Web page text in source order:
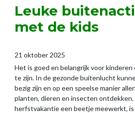
Leuke
met de kids
21 oktober 2025
Het is goed en belangrijk voor
te zijn. In de gezonde buitenlucht
bezig zijn en op een speelse manier
planten, dieren en insecten
herfstvakantie een beetje meewerkt,